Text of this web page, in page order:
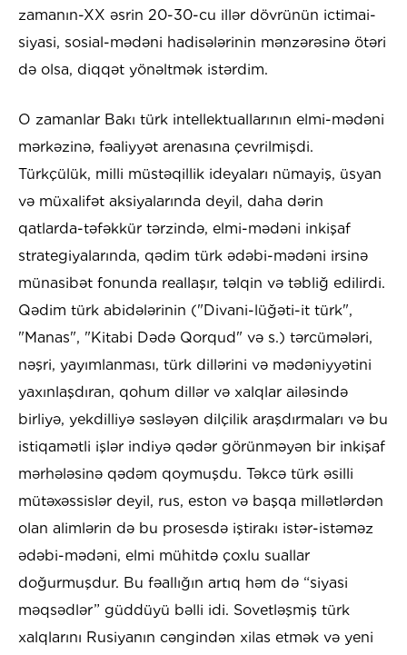
zamanın-XX əsrin 20-30-cu illər dövrünün ictimai-
siyasi, sosial-mədəni hadisələrinin mənzərəsinə ötəri
də olsa, diqqət yönəltmək istərdim.
O zamanlar Bakı türk intellektuallarının elmi-mədəni
mərkəzinə, fəaliyyət arenasına çevrilmişdi.
Türkçülük, milli müstəqillik ideyaları nümayiş, üsyan
və müxalifət aksiyalarında deyil, daha dərin
qatlarda-təfəkkür tərzində, elmi-mədəni inkişaf
strategiyalarında, qədim türk ədəbi-mədəni irsinə
münasibət fonunda reallaşır, təlqin və təbliğ edilirdi.
Qədim türk abidələrinin ("Divani-lüğəti-it türk",
"Manas", "Kitabi Dədə Qorqud" və s.) tərcümələri,
nəşri, yayımlanması, türk dillərini və mədəniyyətini
yaxınlaşdıran, qohum dillər və xalqlar ailəsində
birliyə, yekdilliyə səsləyən dilçilik araşdırmaları və bu
istiqamətli işlər indiyə qədər görünməyən bir inkişaf
mərhələsinə qədəm qoymuşdu. Təkcə türk əsilli
mütəxəssislər deyil, rus, eston və başqa millətlərdən
olan alimlərin də bu prosesdə iştirakı istər-istəməz
ədəbi-mədəni, elmi mühitdə çoxlu suallar
doğurmuşdur. Bu fəallığın artıq həm də “siyasi
məqsədlər” güddüyü bəlli idi. Sovetləşmiş türk
xalqlarını Rusiyanın cəngindən xilas etmək və yeni